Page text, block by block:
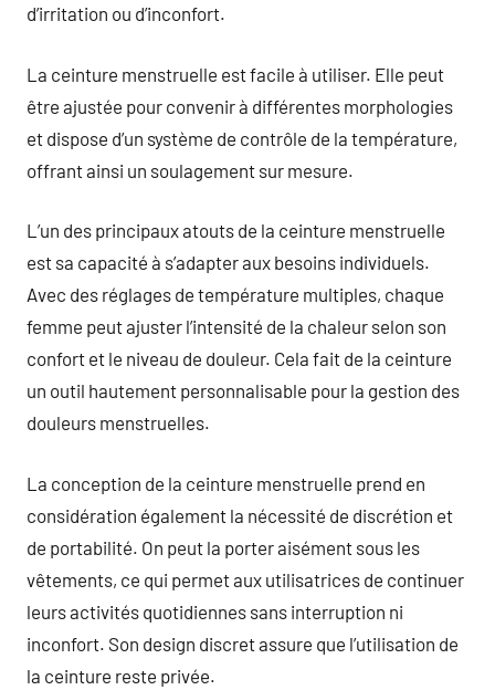
d’irritation ou d’inconfort.
La ceinture menstruelle est facile à utiliser. Elle peut
être ajustée pour convenir à différentes morphologies
et dispose d’un système de contrôle de la température,
offrant ainsi un soulagement sur mesure.
L’un des principaux atouts de la ceinture menstruelle
est sa capacité à s’adapter aux besoins individuels.
Avec des réglages de température multiples, chaque
femme peut ajuster l’intensité de la chaleur selon son
confort et le niveau de douleur. Cela fait de la ceinture
un outil hautement personnalisable pour la gestion des
douleurs menstruelles.
La conception de la ceinture menstruelle prend en
considération également la nécessité de discrétion et
de portabilité. On peut la porter aisément sous les
vêtements, ce qui permet aux utilisatrices de continuer
leurs activités quotidiennes sans interruption ni
inconfort. Son design discret assure que l’utilisation de
la ceinture reste privée.